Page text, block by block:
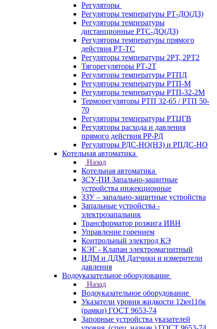
Регуляторы
Регуляторы температуры РТ-ДО(ДЗ)
Регуляторы температуры
дистанционные РТС-ДО(ДЗ)
Регуляторы температуры прямого
действия РТ-ТС
Регуляторы температуры 2РТ, 2РT2
Тягорегуляторы РТ-2Т
Регуляторы температуры РТПД
Регуляторы температуры РТП-M
Регуляторы температуры РТП-32-2М
Терморегуляторы РТП 32-65 / РТП 50-
70
Регуляторы температуры РТЦГВ
Регуляторы расхода и давления
прямого действия РР-РД
Регуляторы РДС-НО(НЗ) и РПДС-НО
Котельная автоматика
Назад
Котельная автоматика
ЗСУ-ПИ Запально-защитные
устройства инжекционные
ЗЗУ – запально-защитные устройства
Запальные устройства -
электрозапальник
Трансформатор розжига ИВН
Управление горением
Контрольный электрод КЭ
КЭГ - Клапан электромагнитный
ИДМ и ДДМ Датчики и измерители
давления
Водоуказательное оборудование
Назад
Водоуказательное оборудование
Указатели уровня жидкости 12кч11бк
(рамки) ГОСТ 9653-74
Запорные устройства указателей